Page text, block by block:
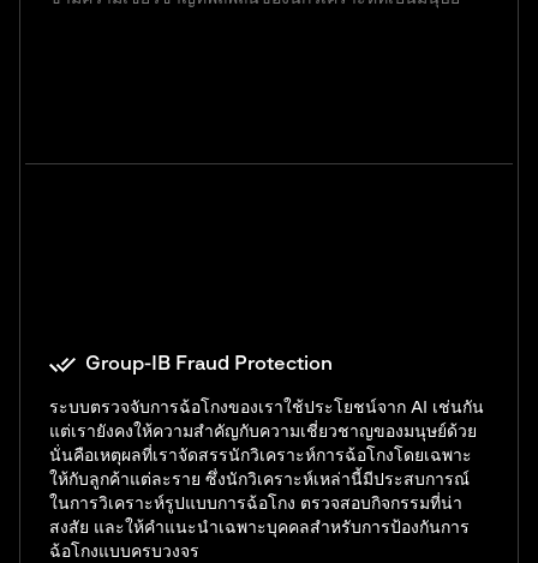
Group-IB Fraud Protection
ระบบตรวจจับการฉ้อโกงของเราใช้ประโยชน์จาก AI เช่นกัน
แต่เรายังคงให้ความสำคัญกับความเชี่ยวชาญของมนุษย์ด้วย
นั่นคือเหตุผลที่เราจัดสรรนักวิเคราะห์การฉ้อโกงโดยเฉพาะ
ให้กับลูกค้าแต่ละราย ซึ่งนักวิเคราะห์เหล่านี้มีประสบการณ์
ในการวิเคราะห์รูปแบบการฉ้อโกง ตรวจสอบกิจกรรมที่น่า
สงสัย และให้คำแนะนำเฉพาะบุคคลสำหรับการป้องกันการ
ฉ้อโกงแบบครบวงจร